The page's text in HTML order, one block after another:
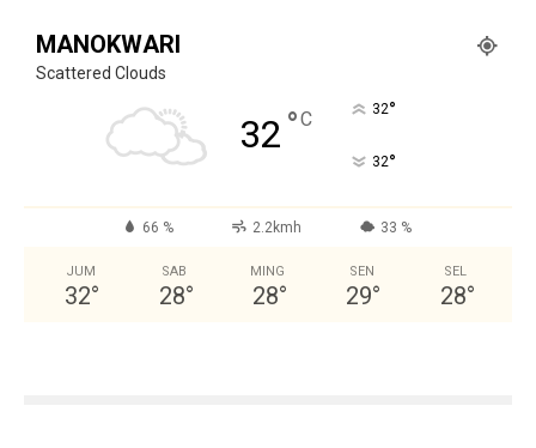
MANOKWARI
Scattered Clouds
32 °C 32°
32°
66 % 2.2kmh 33 %
JUM
32°
SAB
28°
MING
28°
SEN
29°
SEL
28°